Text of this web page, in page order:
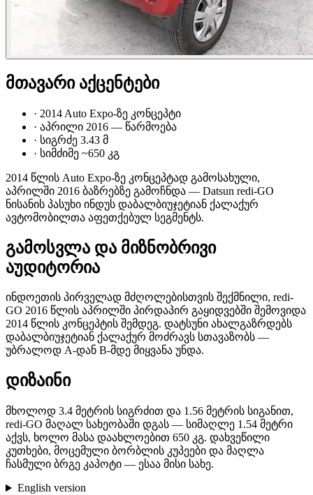
მთავარი აქცენტები
· 2014 Auto Expo-ზე კონცეპტი
· აპრილი 2016 — წარმოება
· სიგრძე 3.43 მ
· სიმძიმე ~650 კგ
2014 წლის Auto Expo-ზე კონცეპტად გამოსახული,
აპრილში 2016 ბაზრებზე გამოჩნდა — Datsun redi-GO
ნისანის პასუხი ინდუს დაბალბიუჯეტიან ქალაქურ
ავტომობილთა აფეთქებულ სეგმენტს.
გამოსვლა და მიზნობრივი
აუდიტორია
ინდოეთის პირველად მძღოლებისთვის შექმნილი, redi-
GO 2016 წლის აპრილში პირდაპირ გაყიდვებში შემოვიდა
2014 წლის კონცეპტის შემდეგ. დატსუნი ახალგაზრდებს
დაბალბიუჯეტიან ქალაქურ მოძრავს სთავაზობს —
უბრალოდ A-დან B-მდე მიყვანა უნდა.
დიზაინი
მხოლოდ 3.4 მეტრის სიგრძით და 1.56 მეტრის სიგანით,
redi-GO მაღალ სახეობაში დგას — სიმაღლე 1.54 მეტრი
აქვს, ხოლო მასა დაახლოებით 650 კგ. დახვეწილი
კუთხები, მოცემული ბორბლის კუპეები და მაღლა
ჩასმული ბრგე კაპოტი — ესაა მისი სახე.
English version